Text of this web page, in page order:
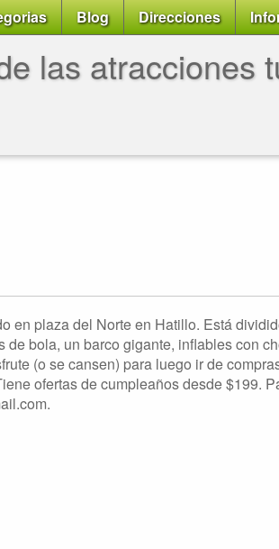
Blog Direcciones
las atracciones
en plaza del Norte en Hatillo. Está
bola, un barco gigante, inflables con
(o se cansen) para luego ir de
ofertas de cumpleaños desde $199.